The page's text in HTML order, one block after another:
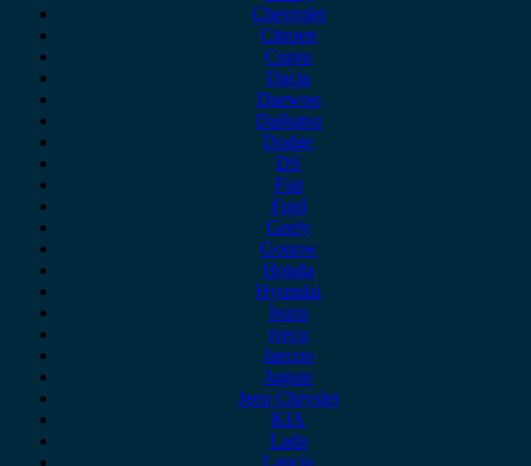
Chevrolet
Citroen
Cupra
Dacia
Daewoo
Daihatsu
Dodge
DS
Fiat
Ford
Geely
Gonow
Honda
Hyundai
Isuzu
iveco
Jaecoo
Jaguar
Jeep Chrysler
KIA
Lada
Lancia